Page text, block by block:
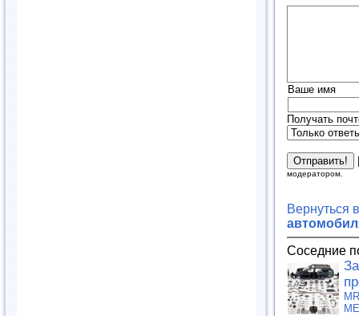
Ваше имя
Получать
модератором.
Вернуться
Соседние